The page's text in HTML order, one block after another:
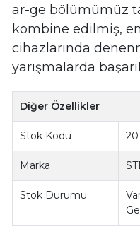
ar-ge bölümümüz
kombine edilmiş,
cihazlarında
yarışmalarda
Diğer Özellikler
Stok Kodu
Marka
Stok Durumu